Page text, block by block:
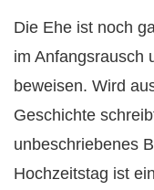
Die Ehe ist noch
im Anfangsrausch
beweisen. Wird
Geschichte
unbeschriebenes
Hochzeitstag ist